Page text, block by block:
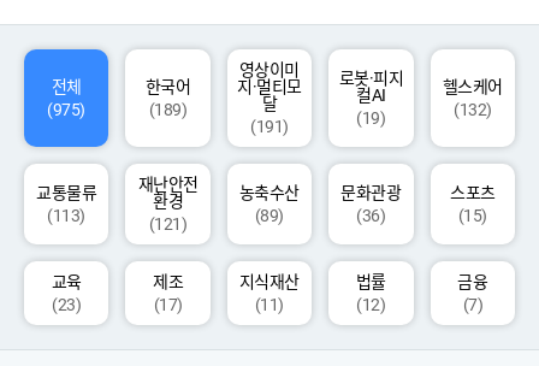
AI 개발지원
고객지원
전체
(975)
한국어
(189)
영상이미
지·멀티모
달
(191)
로봇·피지
컬AI
(19)
헬스케어
(132)
교통물류
(113)
재난안전
환경
(121)
농축수산
(89)
문화관광
(36)
스포츠
(15)
교육
(23)
제조
(17)
지식재산
(11)
법률
(12)
금융
(7)